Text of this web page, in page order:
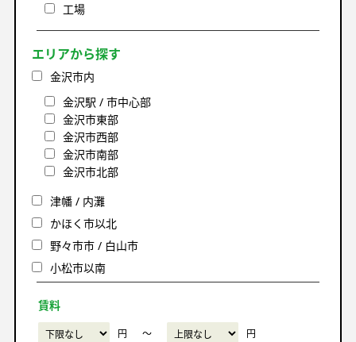
工場
エリアから探す
金沢市内
金沢駅 / 市中心部
金沢市東部
金沢市西部
金沢市南部
金沢市北部
津幡 / 内灘
かほく市以北
野々市市 / 白山市
小松市以南
賃料
円 〜 円